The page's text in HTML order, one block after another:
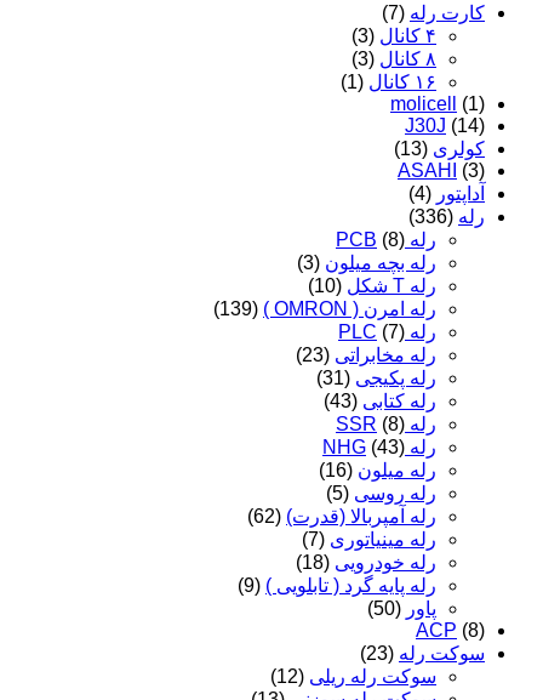
کارت رله (7)
۴ کانال
(3)
۸ کانال
(3)
۱۶ کانال
(1)
molicell
(1)
J30J (14)
کولری (13)
ASAHI
(3)
آداپتور (4)
رله (336)
رله PCB (8)
رله بچه میلون (3)
رله T شکل
(10)
رله امرن ( OMRON )
(139)
رله PLC (7)
رله مخابراتی (23)
رله پکیجی (31)
رله کتابی (43)
رله SSR (8)
رله NHG (43)
رله میلون (16)
رله روسی (5)
رله آمپربالا (قدرت) (62)
رله مینیاتوری (7)
رله خودرویی (18)
رله پایه گرد ( تابلویی ) (9)
پاور (50)
ACP (8)
سوکت رله (23)
سوکت رله ریلی (12)